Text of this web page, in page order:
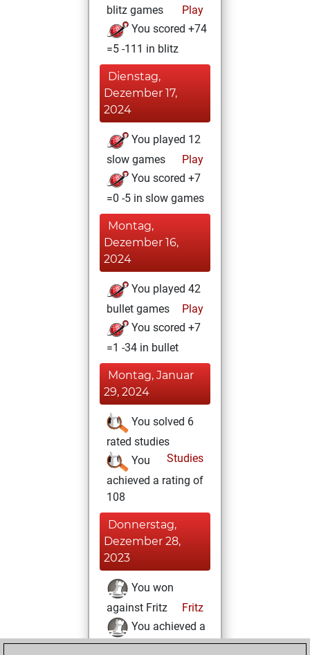
blitz games
Play
You scored +74
=5 -111 in blitz
Dienstag,
Dezember 17,
2024
You played 12
slow games
Play
You scored +7
=0 -5 in slow games
Montag,
Dezember 16,
2024
You played 42
bullet games
Play
You scored +7
=1 -34 in bullet
Montag, Januar
29, 2024
You solved 6
rated studies
Studies
You
achieved a rating of
108
Donnerstag,
Dezember 28,
2023
You won
against Fritz
Fritz
You achieved a
BeautyScore of 128